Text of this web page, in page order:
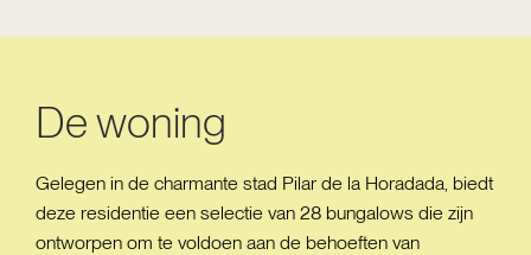
De woning
Gelegen in de charmante stad Pilar de la Horadada, biedt
deze residentie een selectie van 28 bungalows die zijn
ontworpen om te voldoen aan de behoeften van